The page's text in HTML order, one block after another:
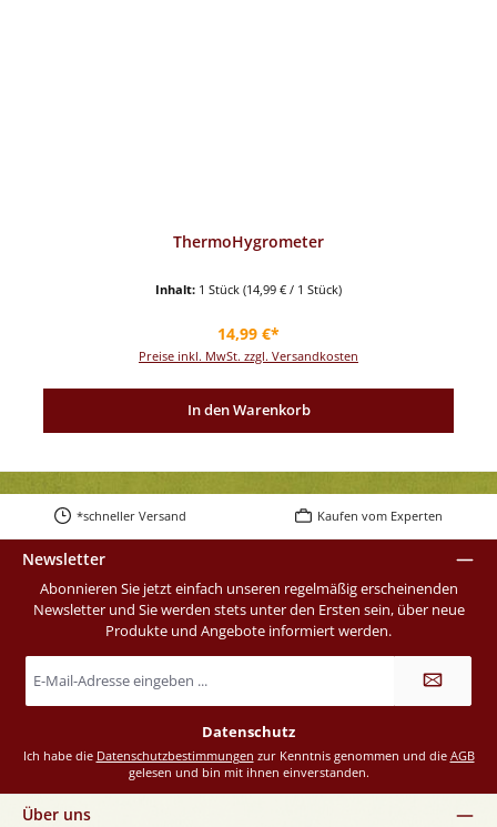
ThermoHygrometer
Inhalt: 1 Stück (14,99 € / 1 Stück)
Regulärer Preis:
14,99 €*
Preise inkl. MwSt. zzgl. Versandkosten
In den Warenkorb
*schneller Versand Kaufen vom Experten
Newsletter
Abonnieren Sie jetzt einfach unseren regelmäßig erscheinenden
Newsletter und Sie werden stets unter den Ersten sein, über neue
Produkte und Angebote informiert werden.
Mail-
Datenschutz
Ich habe die Datenschutzbestimmungen zur Kenntnis genommen und die AGB
gelesen und bin mit ihnen einverstanden.
Über uns